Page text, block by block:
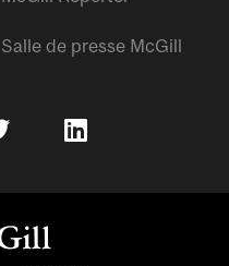
Salle de presse McGill